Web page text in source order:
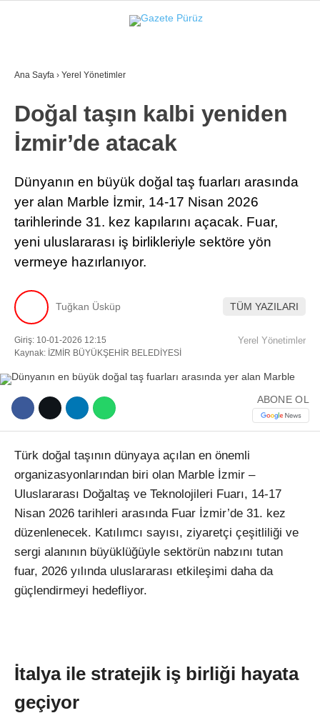
Instagram
Youtube
TikTok
YEREL YÖNETIMLER
GÜNCEL
EKONOMI
POLITIKA
KÜLTÜR-SANAT
SPOR
DIĞER
Ana Sayfa › Yerel Yönetimler
Doğal taşın kalbi yeniden
İzmir’de atacak
Dünyanın en büyük doğal taş fuarları arasında
yer alan Marble İzmir, 14-17 Nisan 2026
tarihlerinde 31. kez kapılarını açacak. Fuar,
yeni uluslararası iş birlikleriyle sektöre yön
vermeye hazırlanıyor.
Tuğkan Üsküp TÜM YAZILARI
Giriş: 10-01-2026 12:15
Kaynak: İZMİR BÜYÜKŞEHİR BELEDİYESİ
Yerel Yönetimler
ABONE OL
Türk doğal taşının dünyaya açılan en önemli
organizasyonlarından biri olan Marble İzmir –
Uluslararası Doğaltaş ve Teknolojileri Fuarı, 14-17
Nisan 2026 tarihleri arasında Fuar İzmir’de 31. kez
düzenlenecek. Katılımcı sayısı, ziyaretçi çeşitliliği ve
sergi alanının büyüklüğüyle sektörün nabzını tutan
fuar, 2026 yılında uluslararası etkileşimi daha da
güçlendirmeyi hedefliyor.
İtalya ile stratejik iş birliği hayata
geçiyor